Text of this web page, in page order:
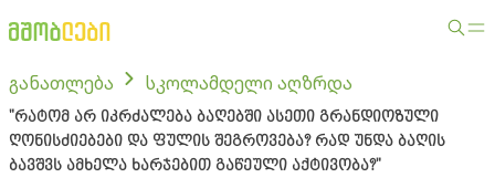
განათლება სკოლამდელი აღზრდა
"რატომ არ იკრძალება ბაღებში ასეთი გრანდიოზული
ღონისძიებები და ფულის შეგროვება? რად უნდა ბაღის
ბავშვს ამხელა ხარჯებით გაწეული აქტივობა?"